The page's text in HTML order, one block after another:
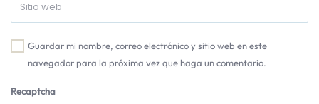
Guardar mi nombre, correo electrónico y sitio web en este
navegador para la próxima vez que haga un comentario.
Recaptcha